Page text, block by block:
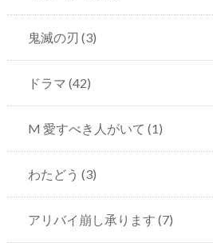
鬼滅の刃 (3)
ドラマ (42)
M 愛すべき人がいて (1)
わたどう (3)
アリバイ崩し承ります (7)